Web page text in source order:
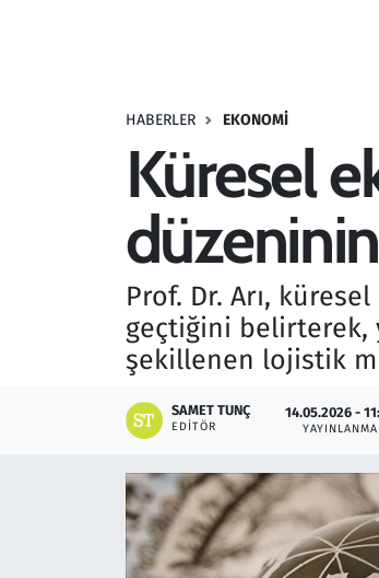
HABERLER EKONOMI
Küresel
Prof. Dr. Arı,
geçtiğini belirterek,
şekillenen lojistik
SAMET TUNÇ
EDITÖR
14.05.2026 -
YAYINLANMA
Savunma Sanayi
Televizyon